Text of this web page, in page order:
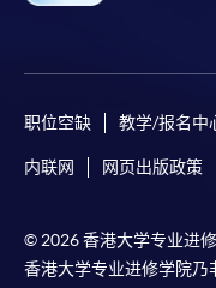
职位空缺 教学/报名中
内联网 网页出版政策
© 2026 香港大学专业进
香港大学专业进修学院乃